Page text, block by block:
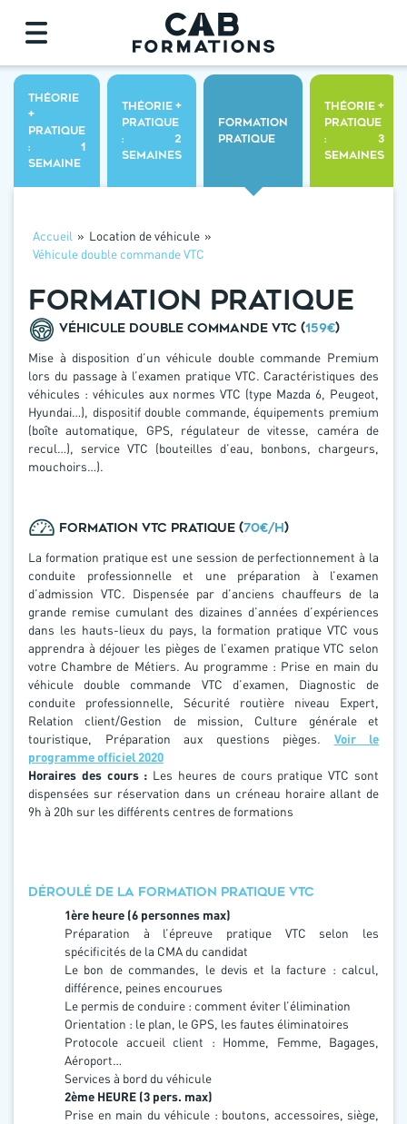
THÉORIE
+
PRATIQUE
: 1
SEMAINE
THÉORIE +
PRATIQUE
: 2
SEMAINES
FORMATION
PRATIQUE
THÉORIE +
PRATIQUE
: 3
SEMAINES
Accueil » Location de véhicule »
Véhicule double commande VTC
FORMATION PRATIQUE
VÉHICULE DOUBLE COMMANDE VTC (159€)
Mise à disposition d’un véhicule double commande Premium
lors du passage à l’examen pratique VTC. Caractéristiques des
véhicules : véhicules aux normes VTC (type Mazda 6, Peugeot,
Hyundai…), dispositif double commande, équipements premium
(boîte automatique, GPS, régulateur de vitesse, caméra de
recul…), service VTC (bouteilles d’eau, bonbons, chargeurs,
mouchoirs…).
FORMATION VTC PRATIQUE (70€/H)
La formation pratique est une session de perfectionnement à la
conduite professionnelle et une préparation à l’examen
d’admission VTC. Dispensée par d’anciens chauffeurs de la
grande remise cumulant des dizaines d’années d’expériences
dans les hauts-lieux du pays, la formation pratique VTC vous
apprendra à déjouer les pièges de l’examen pratique VTC selon
votre Chambre de Métiers. Au programme : Prise en main du
véhicule double commande VTC d’examen, Diagnostic de
conduite professionnelle, Sécurité routière niveau Expert,
Relation client/Gestion de mission, Culture générale et
touristique, Préparation aux questions pièges. Voir le
programme officiel 2020
Horaires des cours : Les heures de cours pratique VTC sont
dispensées sur réservation dans un créneau horaire allant de
9h à 20h sur les différents centres de formations
DÉROULÉ DE LA FORMATION PRATIQUE VTC
1ère heure (6 personnes max)
Préparation à l’épreuve pratique VTC selon les
spécificités de la CMA du candidat
Le bon de commandes, le devis et la facture : calcul,
différence, peines encourues
Le permis de conduire : comment éviter l’élimination
Orientation : le plan, le GPS, les fautes éliminatoires
Protocole accueil client : Homme, Femme, Bagages,
Aéroport…
Services à bord du véhicule
2ème HEURE (3 pers. max)
Prise en main du véhicule : boutons, accessoires, siège,